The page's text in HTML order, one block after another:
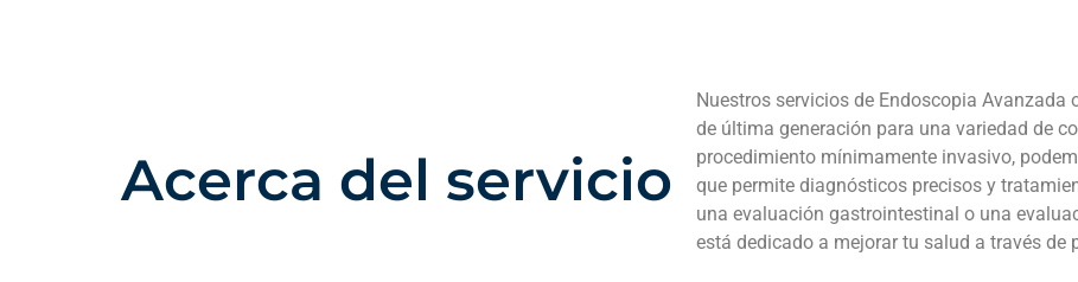
Acerca del servicio
Nuestros servicios de Endoscopia
de última generación para una variedad de
procedimiento mínimamente invasivo,
que permite diagnósticos precisos y
una evaluación gastrointestinal o una
está dedicado a mejorar tu salud a través